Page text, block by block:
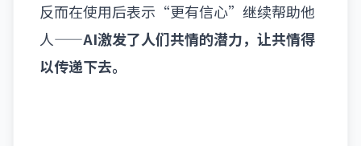
反而在使用后表示“更有信心”继续帮助他
人——AI激发了人们共情的潜力，让共情得
以传递下去。